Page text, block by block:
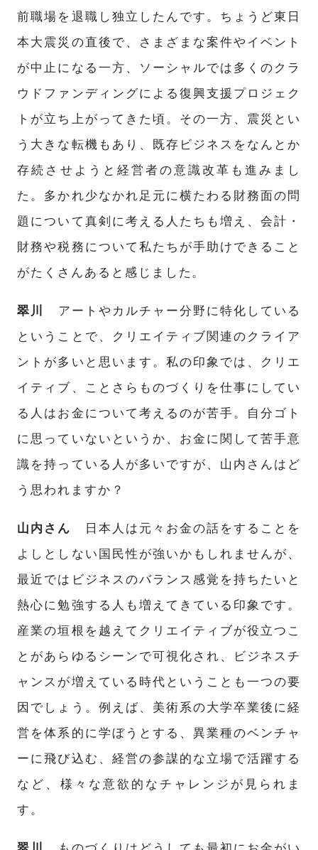
前職場を退職し独立したんです。ちょうど東日
本大震災の直後で、さまざまな案件やイベント
が中止になる一方、ソーシャルでは多くのクラ
ウドファンディングによる復興支援プロジェク
トが立ち上がってきた頃。その一方、震災とい
う大きな転機もあり、既存ビジネスをなんとか
存続させようと経営者の意識改革も進みまし
た。多かれ少なかれ足元に横たわる財務面の問
題について真剣に考える人たちも増え、会計・
財務や税務について私たちが手助けできること
がたくさんあると感じました。
翠川
アートやカルチャー分野に特化している
ということで、クリエイティブ関連のクライア
ントが多いと思います。私の印象では、クリエ
イティブ、
ことさらものづくり を仕事にしてい
る人はお金について考えるのが苦手。自分ゴト
に思っていないというか、お金に関して苦手意
識を持っている人が多いですが、山内さんはど
う思われますか？
山内さん
日本人は元々お金の話をすることを
よしとしない国民性が強いかもしれませんが、
最近ではビジネスのバランス感覚を持ちたいと
熱心に勉強する人も増えてきている印象です。
産業の垣根を越えてクリエイティブが役立つこ
とがあらゆるシーンで可視化され、ビジネスチ
ャンスが増えている時代ということも一つの要
因でしょう。例えば、美術系の大学卒業後に経
営を体系的に学ぼうとする、異業種のベンチャ
ーに飛び込む、経営の参謀的な立場で活躍する
など、様々な意欲的なチャレンジが見られま
す。